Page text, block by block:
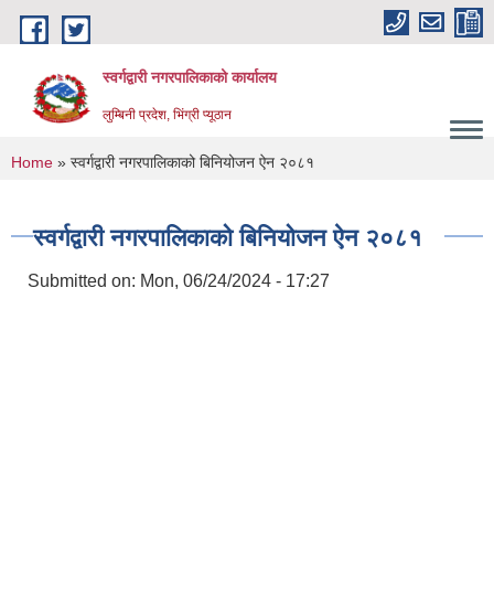
Skip to main content
स्वर्गद्वारी नगरपालिकाको कार्यालय
लुम्बिनी प्रदेश, भिंग्री प्यूठान
You are here
Home » स्वर्गद्वारी नगरपालिकाको बिनियोजन ऐन २०८१
स्वर्गद्वारी नगरपालिकाको बिनियोजन ऐन २०८१
Submitted on: Mon, 06/24/2024 - 17:27